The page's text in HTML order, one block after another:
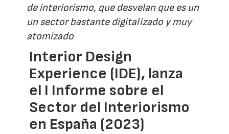
de interiorismo, que desvelan que es un
un sector bastante digitalizado y muy
atomizado
Interior Design
Experience (IDE), lanza
el I Informe sobre el
Sector del Interiorismo
en España (2023)